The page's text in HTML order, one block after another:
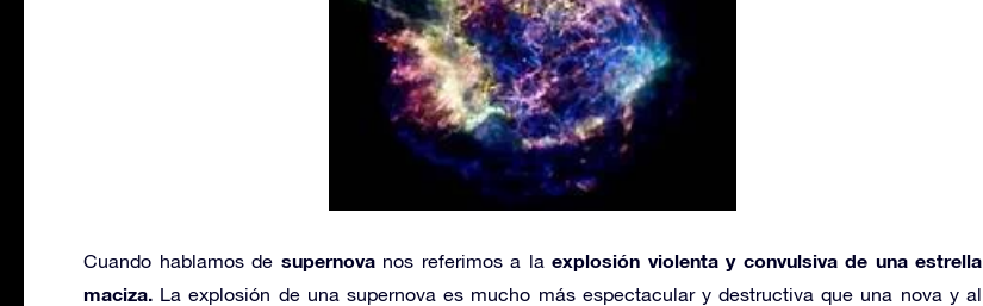
Cuando hablamos de supernovanos referimos a la explosión violenta y convulsiva de una estrella
maciza. La explosión de una supernova es mucho más espectacular y destructiva que una nova y al